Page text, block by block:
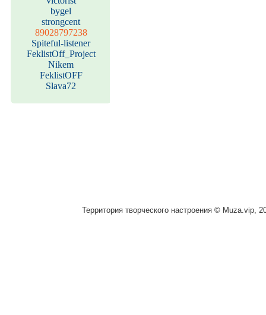
bygel
strongcent
89028797238
Spiteful-listener
FeklistOff_Project
Nikem
FeklistOFF
Slava72
Территория творческого настроения © Muza.vip,